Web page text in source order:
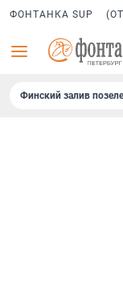
ФОНТАНКА SUP
Финский залив